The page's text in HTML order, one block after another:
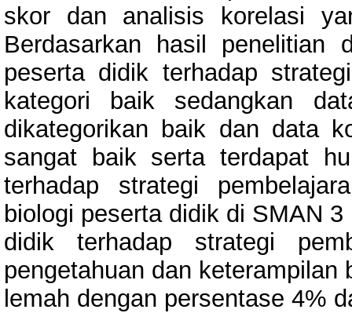
skor dan analisis korelasi
Berdasarkan hasil penelitian
peserta didik terhadap
kategori baik sedangkan
dikategorikan baik dan data
sangat baik serta terdapat
terhadap strategi
biologi peserta didik di SMAN
didik terhadap strategi
pengetahuan dan
lemah dengan persentase 4%